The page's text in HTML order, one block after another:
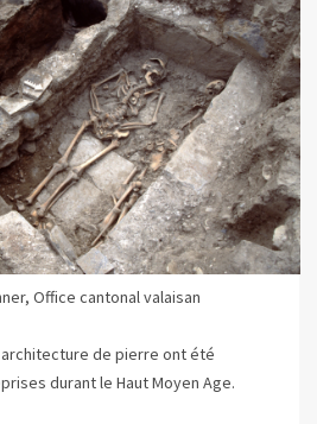
Office cantonal valaisan
de pierre ont été
durant le Haut Moyen Age.